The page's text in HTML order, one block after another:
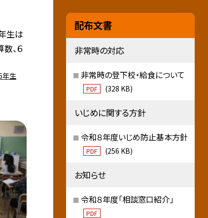
生は
、６
年生
配布文書
非常時の対応
非常時の登下校・給食について
PDF (328 KB)
いじめに関する方針
令和８年度いじめ防止基本方針
PDF (256 KB)
お知らせ
令和８年度「相談窓口紹介」
PDF